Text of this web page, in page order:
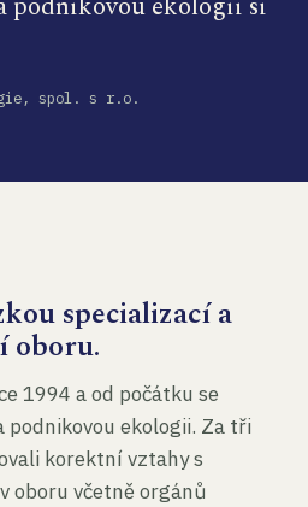
spol. s r.o.
specializací a
oboru.
1994 a od počátku se
ekologii. Za tři
korektní vztahy s
oboru včetně orgánů